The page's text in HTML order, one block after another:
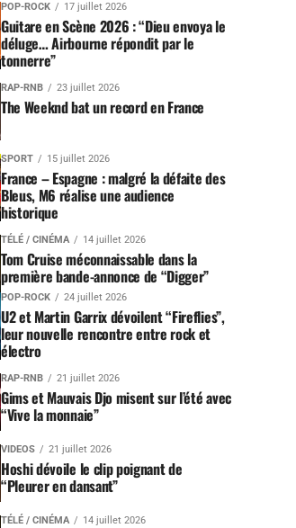
POP-ROCK 17 juillet 2026
Guitare en Scène 2026 : “Dieu envoya le
déluge… Airbourne répondit par le
tonnerre”
RAP-RNB 23 juillet 2026
The Weeknd bat un record en France
SPORT 15 juillet 2026
France – Espagne : malgré la défaite des
Bleus, M6 réalise une audience
historique
TÉLÉ / CINÉMA 14 juillet 2026
Tom Cruise méconnaissable dans la
première bande-annonce de “Digger”
POP-ROCK 24 juillet 2026
U2 et Martin Garrix dévoilent “Fireflies”,
leur nouvelle rencontre entre rock et
électro
RAP-RNB 21 juillet 2026
Gims et Mauvais Djo misent sur l’été avec
“Vive la monnaie”
VIDEOS 21 juillet 2026
Hoshi dévoile le clip poignant de
“Pleurer en dansant”
TÉLÉ / CINÉMA 14 juillet 2026